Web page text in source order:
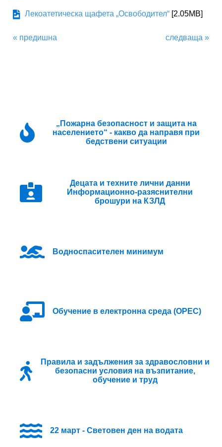
Лекоатетическа щафета „Освободител“ [2.05MB]
« предишна следваща »
„Пожарна безопасност и защита на
населението“ - какво да направя при
бедствени ситуации
Децата и техните лични данни
Информационно-разяснителни
брошури на КЗЛД
Водноспасителен минимум
Oбучение в електронна среда (ОРЕС)
Правила и задължения за здравословни и
безопасни условия на възпитание,
обучение и труд
22 март - Световен ден на водата